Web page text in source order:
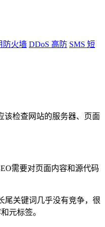
防火墙 DDoS 高防 SMS 短
该检查网站的服务器、页面
需要对页面内容和源代码
尾关键词几乎没有竞争，很
元标签。